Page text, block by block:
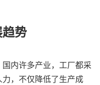
势
内许多产业，工厂都采
，不仅降低了生产成